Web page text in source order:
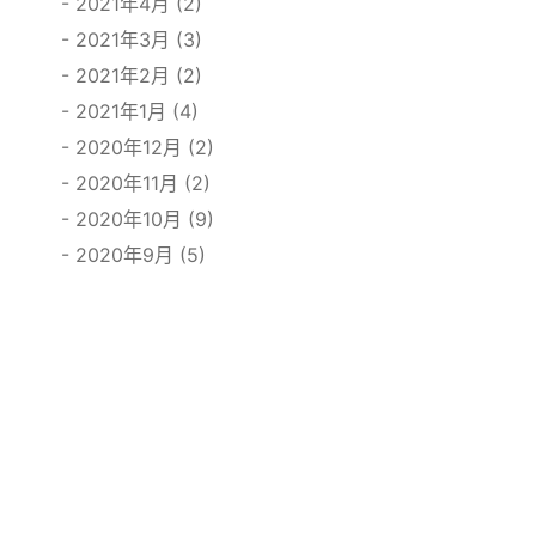
2021年3月 (3)
2021年2月 (2)
2021年1月 (4)
2020年12月 (2)
2020年11月 (2)
2020年10月 (9)
2020年9月 (5)